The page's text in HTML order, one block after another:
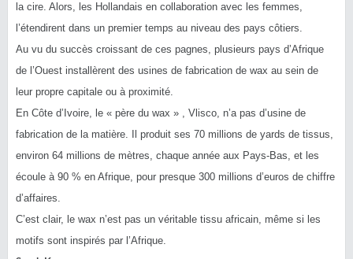
la cire. Alors, les Hollandais en collaboration avec les femmes,
l’étendirent dans un premier temps au niveau des pays côtiers.
Au vu du succès croissant de ces pagnes, plusieurs pays d’Afrique
de l’Ouest installèrent des usines de fabrication de wax au sein de
leur propre capitale ou à proximité.
En Côte d’Ivoire, le « père du wax » , Vlisco, n’a pas d’usine de
fabrication de la matière. Il produit ses 70 millions de yards de tissus,
environ 64 millions de mètres, chaque année aux Pays-Bas, et les
écoule à 90 % en Afrique, pour presque 300 millions d’euros de chiffre
d’affaires.
C’est clair, le wax n’est pas un véritable tissu africain, même si les
motifs sont inspirés par l’Afrique.